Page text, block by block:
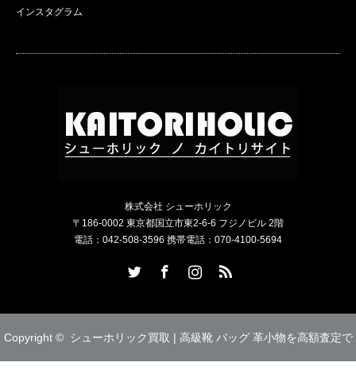
インスタグラム
株式会社 シューホリック
〒186-0002 東京都国立市東2-6-6 フジノビル 2階
電話：042-508-3596 携帯電話：070-4100-5694
Copyright © シューホリック買取 | 高級靴 バッグ 革小物を高額査定で